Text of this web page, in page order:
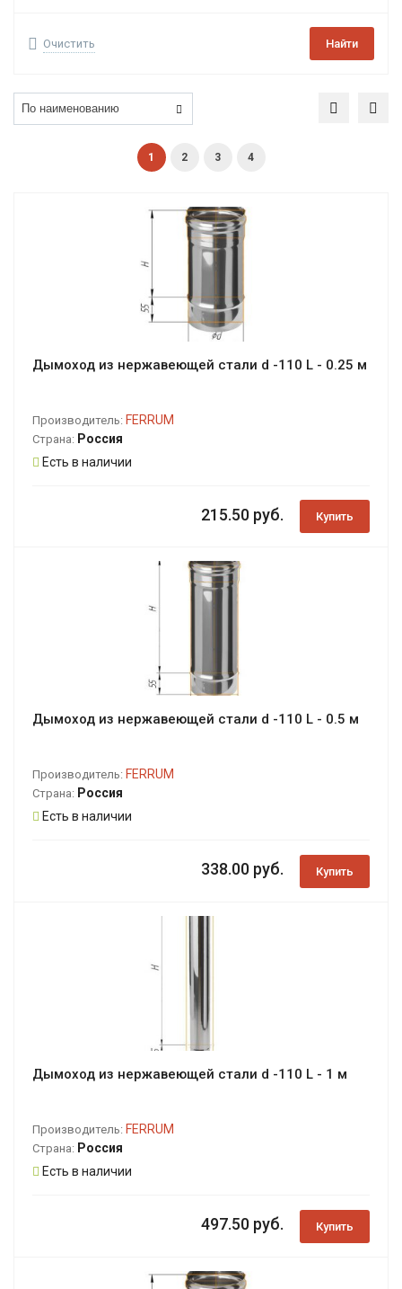
Очистить Найти
1 2 3 4
Дымоход из нержавеющей стали d -110 L - 0.25 м
Производитель: FERRUM
Страна: Россия
Есть в наличии
215.50 руб. Купить
Дымоход из нержавеющей стали d -110 L - 0.5 м
Производитель: FERRUM
Страна: Россия
Есть в наличии
338.00 руб. Купить
Дымоход из нержавеющей стали d -110 L - 1 м
Производитель: FERRUM
Страна: Россия
Есть в наличии
497.50 руб. Купить